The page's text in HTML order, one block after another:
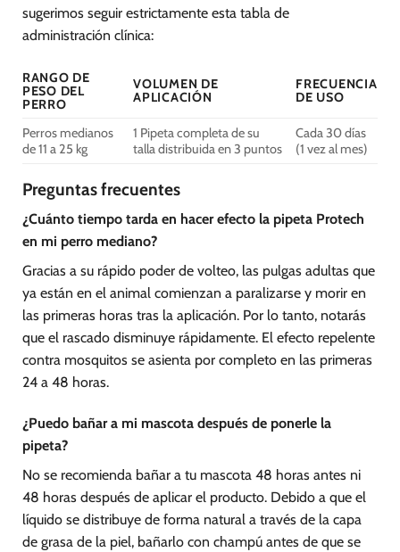
sugerimos seguir estrictamente esta tabla de
administración clínica:
RANGO DE
PESO DEL
PERRO
VOLUMEN DE
APLICACIÓN
FRECUENCIA
DE USO
Perros medianos
de 11 a 25 kg
1 Pipeta completa de su
talla distribuida en 3 puntos
Cada 30 días
(1 vez al mes)
Preguntas frecuentes
¿Cuánto tiempo tarda en hacer efecto la pipeta Protech
en mi perro mediano?
Gracias a su rápido poder de volteo, las pulgas adultas que
ya están en el animal comienzan a paralizarse y morir en
las primeras horas tras la aplicación. Por lo tanto, notarás
que el rascado disminuye rápidamente. El efecto repelente
contra mosquitos se asienta por completo en las primeras
24 a 48 horas.
¿Puedo bañar a mi mascota después de ponerle la
pipeta?
No se recomienda bañar a tu mascota 48 horas antes ni
48 horas después de aplicar el producto. Debido a que el
líquido se distribuye de forma natural a través de la capa
de grasa de la piel, bañarlo con champú antes de que se